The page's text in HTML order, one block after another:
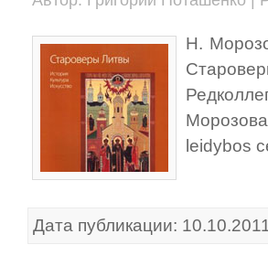
Н.
leidybos
Дата публикации: